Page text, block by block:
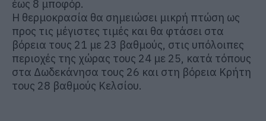
έως 8 μποφόρ.
Η θερμοκρασία θα σημειώσει μικρή πτώση ως
προς τις μέγιστες τιμές και θα φτάσει στα
βόρεια τους 21 με 23 βαθμούς, στις υπόλοιπες
περιοχές της χώρας τους 24 με 25, κατά τόπους
στα Δωδεκάνησα τους 26 και στη βόρεια Κρήτη
τους 28 βαθμούς Κελσίου.